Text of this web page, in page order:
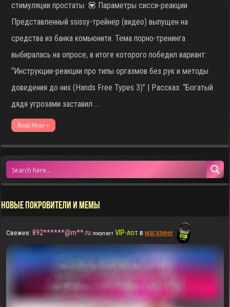
стимуляции простаты. 💟 Параметры сисси-реакции
Представленный ssissy-трейнер (видео) выпущен на
средства из банка комьюнити. Тема порно-тренинга
выбиралась на опросе, в итоге которого победил вариант:
“Инструкции-реакции про типы оргазмов без рук и методы
доведения до них (Hands Free Types 3)” | Рассказ: “Богатый
дядя угрозами заставил …
Read More »
НОВЫЕ ПОКРОВИТЕЛИ И МЕМЫ
Свежее: 892******@m**.ru покупает VIP-лотвмагазине